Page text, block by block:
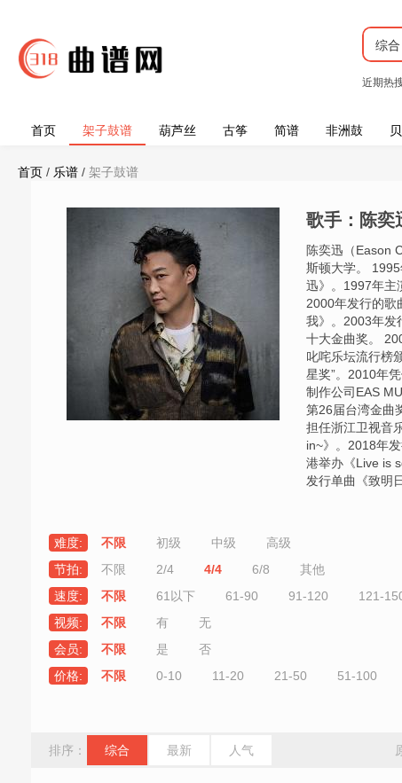
综合
近期热
首页 架子鼓谱 葫芦丝 古筝 简谱 非洲鼓
首页 / 乐谱 / 架子鼓谱
歌手：陈奕
陈奕迅（Eason
斯顿大学。
迅》。1997年主
2000年发行的歌
我》。2003年发
十大金曲奖。
叱咤乐坛流行榜
星奖”。2010年
制作公司EAS
第26届台湾金曲
担任浙江卫视音
in~》。2018年
港举办《Live is
发行单曲《致明
难度: 不限 初级 中级
高级
节拍:
不限 2/4 4/4 6/8
其他
速度:
不限 61以下 61-90 91-120 121-
视频:
不限 有
无
会员:
不限 是
否
价格:
不限 0-10 11-20 21-50 51-100
排序： 综合 最新 人气